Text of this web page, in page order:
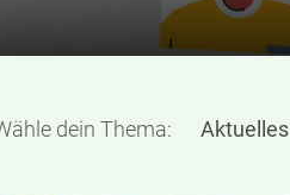
dein Thema: Aktuelles